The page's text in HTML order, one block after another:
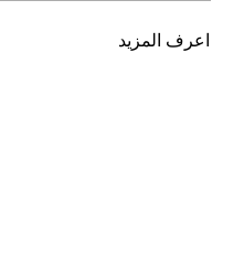
اعرف المزيد